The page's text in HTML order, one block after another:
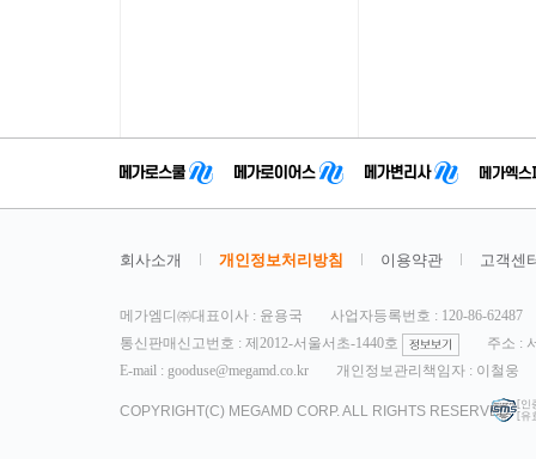
회사소개 개인정보처리방침 이용약관 고객센
메가엠디㈜대표이사 : 윤용국
사업자등록번호 : 120-86-62487
통신판매신고번호 : 제2012-서울서초-1440호
주소 :
E-mail : gooduse@megamd.co.kr
개인정보관리책임자 : 이철웅
COPYRIGHT(C) MEGAMD CORP. ALL RIGHTS RESERVED. [인
[유